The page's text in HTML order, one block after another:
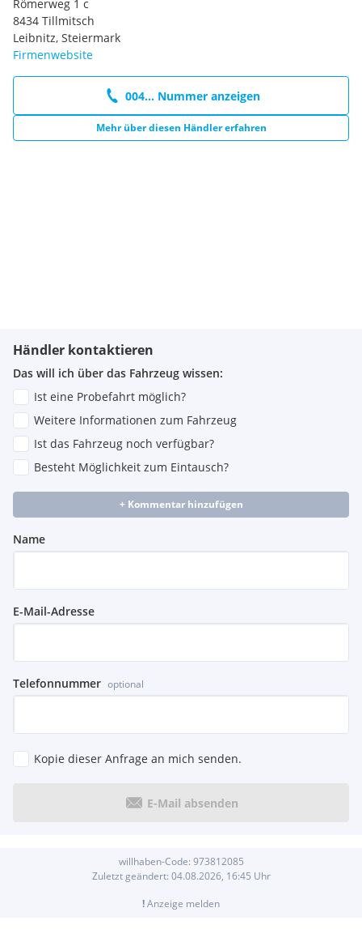
Römerweg 1 c
8434 Tillmitsch
Leibnitz, Steiermark
Firmenwebsite
004... Nummer anzeigen
Mehr über diesen Händler erfahren
Händler kontaktieren
Das will ich über das Fahrzeug wissen:
Ist eine Probefahrt möglich?
Weitere Informationen zum Fahrzeug
Ist das Fahrzeug noch verfügbar?
Besteht Möglichkeit zum Eintausch?
+ Kommentar hinzufügen
Name
E-Mail-Adresse
Telefonnummer optional
Kopie dieser Anfrage an mich senden.
E-Mail absenden
willhaben-Code: 973812085
Zuletzt geändert: 04.08.2026, 16:45 Uhr
!Anzeige melden